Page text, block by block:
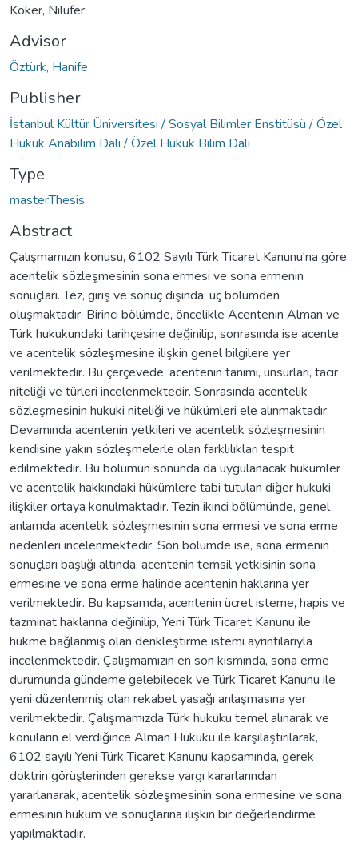
Köker, Nilüfer
Advisor
Öztürk, Hanife
Publisher
İstanbul Kültür Üniversitesi / Sosyal Bilimler Enstitüsü / Özel
Hukuk Anabilim Dalı / Özel Hukuk Bilim Dalı
Type
masterThesis
Abstract
Çalışmamızın konusu, 6102 Sayılı Türk Ticaret Kanunu'na göre
acentelik sözleşmesinin sona ermesi ve sona ermenin
sonuçları. Tez, giriş ve sonuç dışında, üç bölümden
oluşmaktadır. Birinci bölümde, öncelikle Acentenin Alman ve
Türk hukukundaki tarihçesine değinilip, sonrasında ise acente
ve acentelik sözleşmesine ilişkin genel bilgilere yer
verilmektedir. Bu çerçevede, acentenin tanımı, unsurları, tacir
niteliği ve türleri incelenmektedir. Sonrasında acentelik
sözleşmesinin hukuki niteliği ve hükümleri ele alınmaktadır.
Devamında acentenin yetkileri ve acentelik sözleşmesinin
kendisine yakın sözleşmelerle olan farklılıkları tespit
edilmektedir. Bu bölümün sonunda da uygulanacak hükümler
ve acentelik hakkındaki hükümlere tabi tutulan diğer hukuki
ilişkiler ortaya konulmaktadır. Tezin ikinci bölümünde, genel
anlamda acentelik sözleşmesinin sona ermesi ve sona erme
nedenleri incelenmektedir. Son bölümde ise, sona ermenin
sonuçları başlığı altında, acentenin temsil yetkisinin sona
ermesine ve sona erme halinde acentenin haklarına yer
verilmektedir. Bu kapsamda, acentenin ücret isteme, hapis ve
tazminat haklarına değinilip, Yeni Türk Ticaret Kanunu ile
hükme bağlanmış olan denkleştirme istemi ayrıntılarıyla
incelenmektedir. Çalışmamızın en son kısmında, sona erme
durumunda gündeme gelebilecek ve Türk Ticaret Kanunu ile
yeni düzenlenmiş olan rekabet yasağı anlaşmasına yer
verilmektedir. Çalışmamızda Türk hukuku temel alınarak ve
konuların el verdiğince Alman Hukuku ile karşılaştırılarak,
6102 sayılı Yeni Türk Ticaret Kanunu kapsamında, gerek
doktrin görüşlerinden gerekse yargı kararlarından
yararlanarak, acentelik sözleşmesinin sona ermesine ve sona
ermesinin hüküm ve sonuçlarına ilişkin bir değerlendirme
yapılmaktadır.